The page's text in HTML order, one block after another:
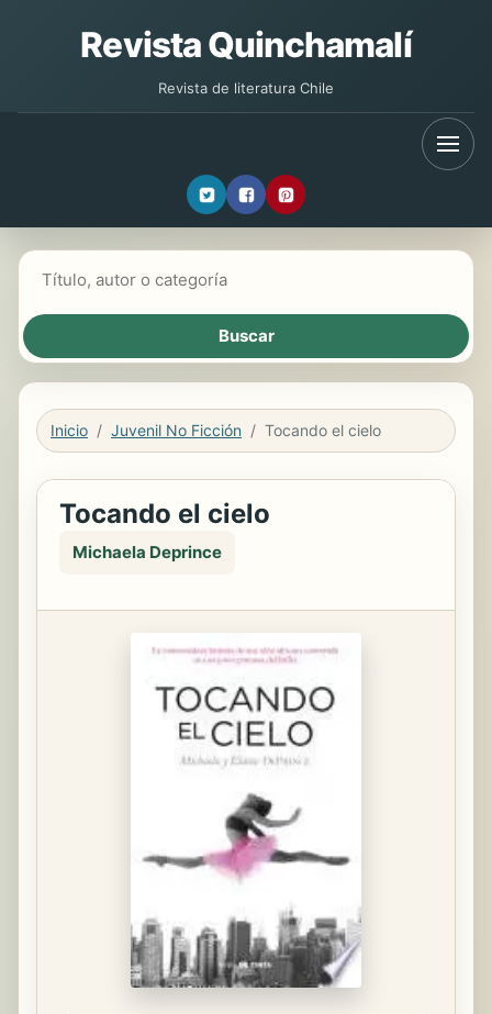
Revista Quinchamalí
Revista de literatura Chile
Inicio Juvenil No Ficción Tocando el cielo
Tocando el cielo
Michaela Deprince